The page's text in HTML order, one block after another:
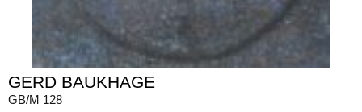
GERD BAUKHAGE
GB/M 128